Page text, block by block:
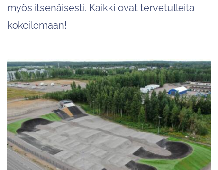
myös itsenäisesti. Kaikki ovat tervetulleita
kokeilemaan!